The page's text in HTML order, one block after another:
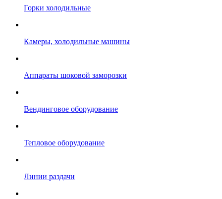
Горки холодильные
Камеры, холодильные машины
Аппараты шоковой заморозки
Вендинговое оборудование
Тепловое оборудование
Линии раздачи